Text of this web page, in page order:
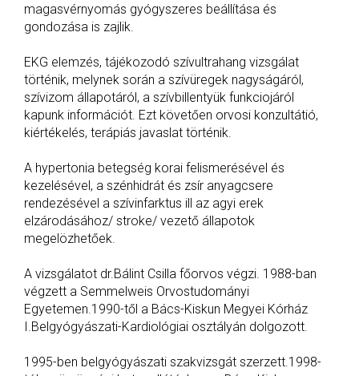
magasvérnyomás gyógyszeres beállítása és
gondozása is zajlik.
EKG elemzés, tájékozodó szívultrahang vizsgálat
történik, melynek során a szívüregek nagyságáról,
szívizom állapotáról, a szívbillentyük funkciojáról
kapunk információt. Ezt követően orvosi konzultátió,
kiértékelés, terápiás javaslat történik.
A hypertonia betegség korai felismerésével és
kezelésével, a szénhidrát és zsír anyagcsere
rendezésével a szívinfarktus ill az agyi erek
elzárodásához/ stroke/ vezető állapotok
megelözhetőek.
A vizsgálatot dr.Bálint Csilla főorvos végzi. 1988-ban
végzett a Semmelweis Orvostudományi
Egyetemen.1990-től a Bács-Kiskun Megyei Kórház
I.Belgyógyászati-Kardiológiai osztályán dolgozott.
1995-ben belgyógyászati szakvizsgát szerzett.1998-